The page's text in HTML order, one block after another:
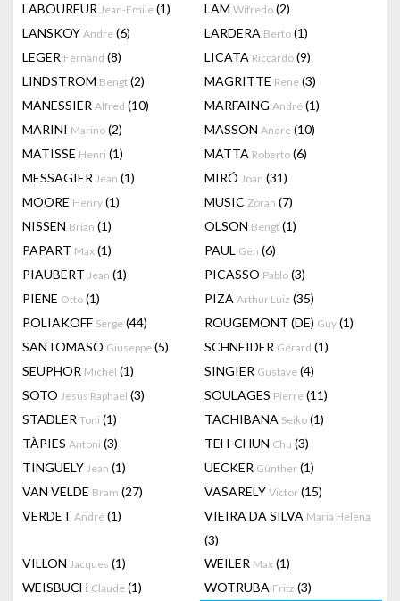
LABOUREUR Jean-Emile (1) LAM Wifredo (2)
LANSKOY Andre (6) LARDERA Berto (1)
LEGER Fernand (8) LICATA Riccardo (9)
LINDSTROM Bengt (2) MAGRITTE Rene (3)
MANESSIER Alfred (10) MARFAING André (1)
MARINI Marino (2) MASSON Andre (10)
MATISSE Henri (1) MATTA Roberto (6)
MESSAGIER Jean (1) MIRÓ Joan (31)
MOORE Henry (1) MUSIC Zoran (7)
NISSEN Brian (1) OLSON Bengt (1)
PAPART Max (1) PAUL Gen (6)
PIAUBERT Jean (1) PICASSO Pablo (3)
PIENE Otto (1) PIZA Arthur Luiz (35)
POLIAKOFF Serge (44) ROUGEMONT (DE) Guy (1)
SANTOMASO Giuseppe (5) SCHNEIDER Gérard (1)
SEUPHOR Michel (1) SINGIER Gustave (4)
SOTO Jesus Raphael (3) SOULAGES Pierre (11)
STADLER Toni (1) TACHIBANA Seiko (1)
TÀPIES Antoni (3) TEH-CHUN Chu (3)
TINGUELY Jean (1) UECKER Günther (1)
VAN VELDE Bram (27) VASARELY Victor (15)
VERDET André (1) VIEIRA DA SILVA Maria Helena
(3)
VILLON Jacques (1) WEILER Max (1)
WEISBUCH Claude (1) WOTRUBA Fritz (3)